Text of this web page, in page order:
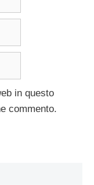
in questo
commento.